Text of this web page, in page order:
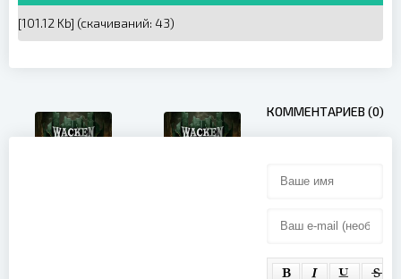
[101.12 Kb] (cкачиваний: 43)
КОММЕНТАРИЕВ (0)